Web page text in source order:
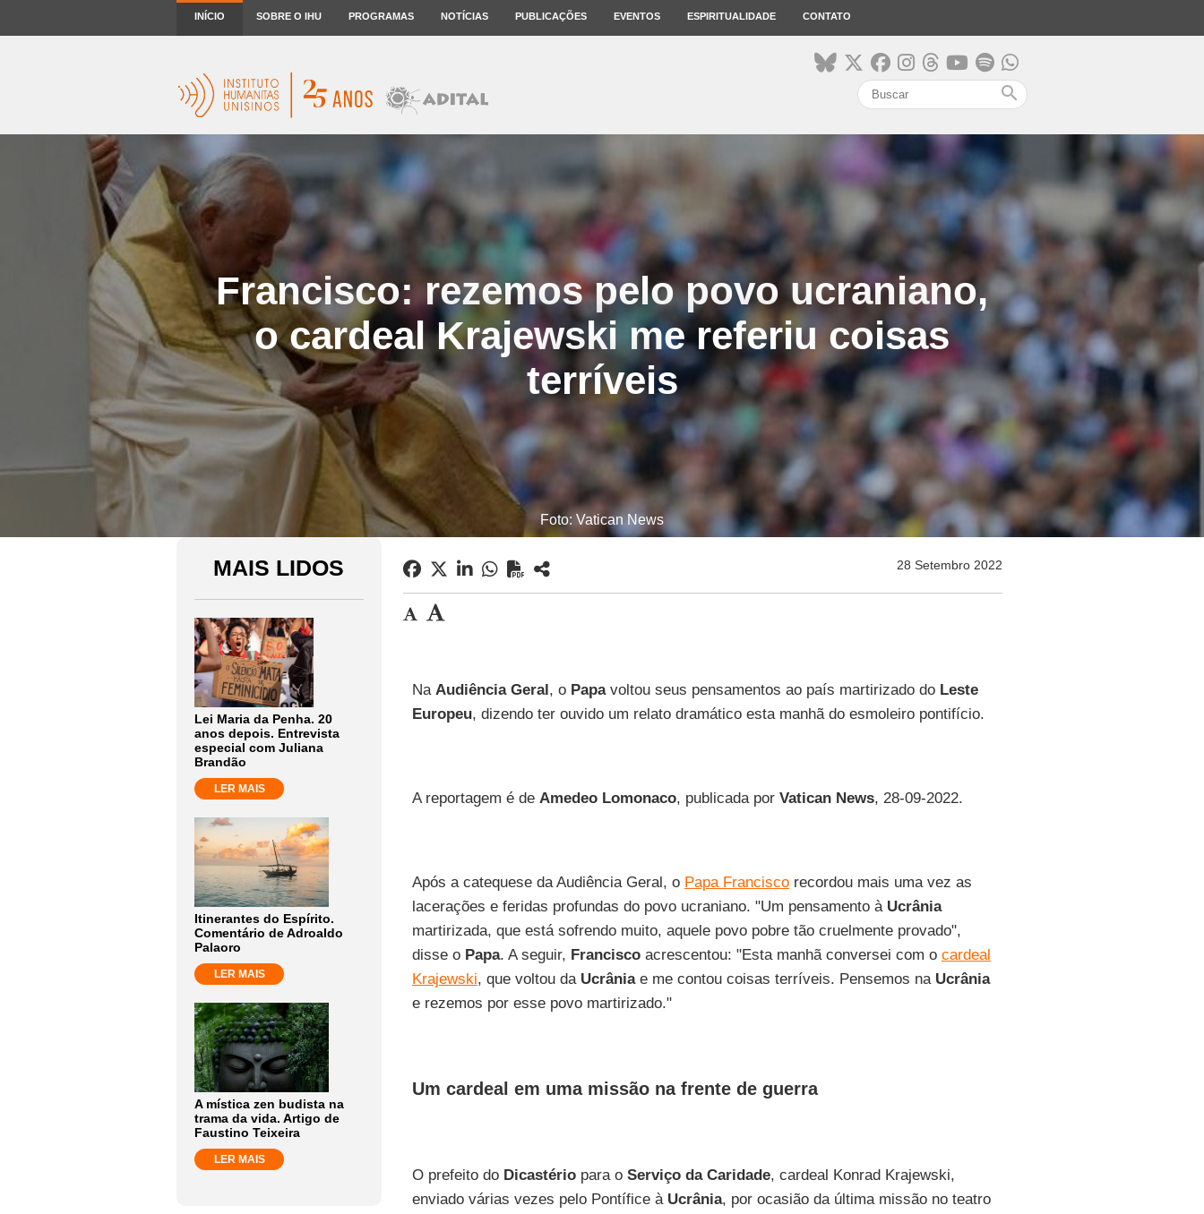
INÍCIO SOBRE O IHU PROGRAMAS NOTÍCIAS PUBLICAÇÕES EVENTOS ESPIRITUALIDADE CONTATO
search
Francisco: rezemos pelo povo ucraniano,
o cardeal Krajewski me referiu coisas
terríveis
Foto: Vatican News
MAIS LIDOS
Lei Maria da Penha. 20
anos depois. Entrevista
especial com Juliana
Brandão
LER MAIS
Itinerantes do Espírito.
Comentário de Adroaldo
Palaoro
LER MAIS
A mística zen budista na
trama da vida. Artigo de
Faustino Teixeira
LER MAIS
28 Setembro 2022
Na Audiência Geral, o Papavoltou seus pensamentos ao país martirizado do Leste
Europeu, dizendo ter ouvido um relato dramático esta manhã do esmoleiro pontifício.
A reportagem é de Amedeo Lomonaco, publicada por Vatican News, 28-09-2022.
Após a catequese da Audiência Geral, o Papa Franciscorecordou mais uma vez as
lacerações e feridas profundas do povo ucraniano. "Um pensamento à Ucrânia
martirizada, que está sofrendo muito, aquele povo pobre tão cruelmente provado",
disse o Papa. A seguir, Franciscoacrescentou: "Esta manhã conversei com o cardeal
Krajewski, que voltou da Ucrâniae me contou coisas terríveis. Pensemos na Ucrânia
e rezemos por esse povo martirizado."
Um cardeal em uma missão na frente de guerra
O prefeito do Dicastériopara o Serviço da Caridade, cardeal Konrad Krajewski,
enviado várias vezes pelo Pontífice à Ucrânia, por ocasião da última missão no teatro